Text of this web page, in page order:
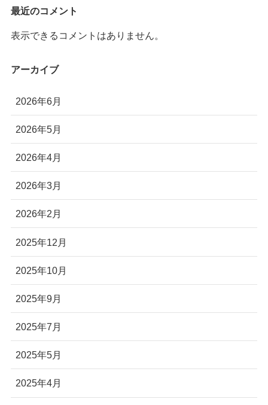
最近のコメント
表示できるコメントはありません。
アーカイブ
2026年6月
2026年5月
2026年4月
2026年3月
2026年2月
2025年12月
2025年10月
2025年9月
2025年7月
2025年5月
2025年4月